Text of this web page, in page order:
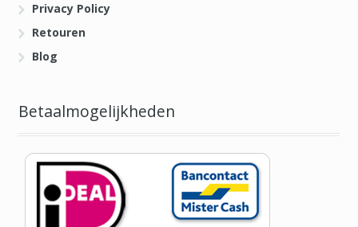
Privacy Policy
Retouren
Blog
Betaalmogelijkheden